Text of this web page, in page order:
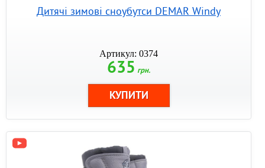
Дитячі зимові сноубутси DEMAR Windy
Артикул: 0374
635 грн.